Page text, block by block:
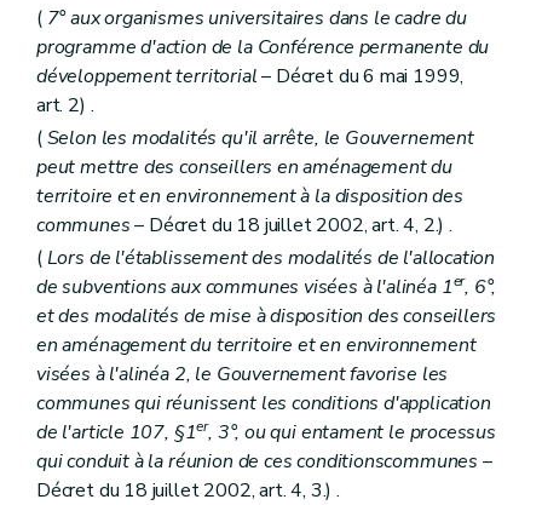
Art. 253
Chapitre premierbis
Du contenu du dossier du schéma de structure communal et de ses modalités de mise en œuvre
Section première Du contenu du dossier du schéma de structure
Section 2 De l'octroi de subventions aux communes pour l'élaboration d'un schéma de structure et d'un règlement communal d'urbanisme
Art. 256 à 259
Section 3 Des modalités d'entrée et de sortie du régime de décentralisation
Art. 259/1
Art. 259/2
Chapitre premierter
De l'octroi de subventions aux communes pour le fonctionnement de la commission consultative communale d'aménagement du territoire, pour l'élaboration ou la révision totale d'un schéma de structure communal, d'un règlement communal d'urbanisme ou d'un plan communal d'aménagement, ou pour l'élaboration d'une étude d'incidences relative à un projet de plan communal d'aménagement
Section première De l'octroi d'une subvention pour le fonctionnement de la commission consultative communale d'aménagement du territoire
Art. 255/1
Art. 255/2
Section II De l'octroi d'une subvention pour l'élaboration ou la révision totale d'un schéma de structure communal
Art. 255/3
Art. 255/4
Art. 255/5
Art. 255/6
Section III De l'octroi d'une subvention pour l'élaboration ou la révision totale d'un règlement communal d'urbanisme
Art. 255/7
( 7° aux organismes universitaires dans le cadre du
programme d'action de la Conférence permanente du
développement territorial– Décret du 6 mai 1999,
art. 2) .
(Selon les modalités qu'il arrête, le Gouvernement
peut mettre des conseillers en aménagement du
territoire et en environnement à la disposition des
communes– Décret du 18 juillet 2002, art. 4, 2.) .
(Lors de l'établissement des modalités de l'allocation
de subventions aux communes visées à l'alinéa 1er, 6°,
et des modalités de mise à disposition des conseillers
en aménagement du territoire et en environnement
visées à l'alinéa 2, le Gouvernement favorise les
communes qui réunissent les conditions d'application
de l'article 107, §1er, 3°, ou qui entament le processus
qui conduit à la réunion de ces conditionscommunes –
Décret du 18 juillet 2002, art. 4, 3.) .